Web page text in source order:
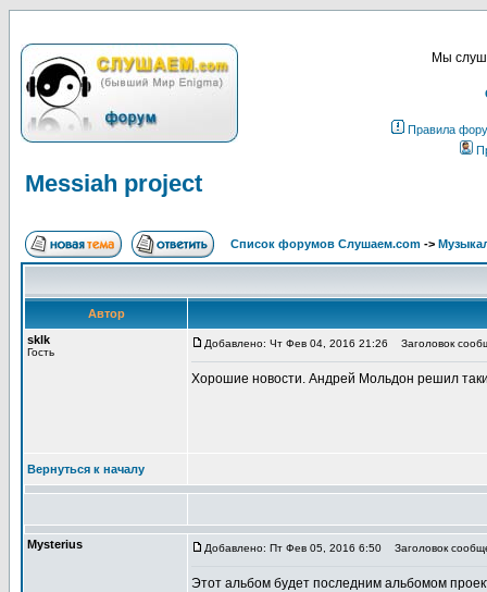
Мы
Правила
Messiah project
Список форумов Слушаем.com ->
Автор
sklk
Гость
Добавлено: Чт Фев 04, 2016 21:26 Заголовок
Хорошие новости. Андрей Мольдон решил
Вернуться к началу
Mysterius Добавлено: Пт Фев 05, 2016 6:50 Заголовок
Этот альбом будет последним альбомом